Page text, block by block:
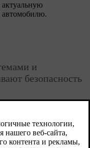
и
безопасность
автомобиль